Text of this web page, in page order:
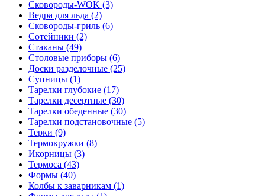
Сковороды-WOK (3)
Ведра для льда (2)
Сковороды-гриль (6)
Сотейники (2)
Стаканы (49)
Столовые приборы (6)
Доски разделочные (25)
Супницы (1)
Тарелки глубокие (17)
Тарелки десертные (30)
Тарелки обеденные (30)
Тарелки подстановочные (5)
Терки (9)
Термокружки (8)
Икорницы (3)
Термоса (43)
Формы (40)
Колбы к заварникам (1)